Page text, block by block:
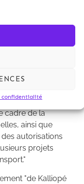
confidentialité
de Kalliopé
Balzano est
dernière édition
industriels,
cadre de la
ainsi que
autorisations
projets
"de Kalliopé